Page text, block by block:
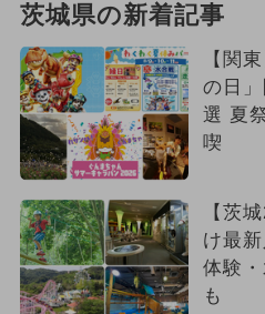
茨城県の新着記事
【関
の日
選 夏
喫
【茨
け最
体験
も